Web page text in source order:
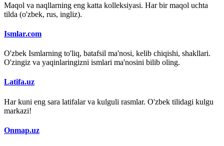
Maqol va naqllarning eng katta kolleksiyasi. Har bir maqol uchta
tilda (o'zbek, rus, ingliz).
Ismlar.com
O'zbek Ismlarning to'liq, batafsil ma'nosi, kelib chiqishi, shakllari.
O'zingiz va yaqinlaringizni ismlari ma'nosini bilib oling.
Latifa.uz
Har kuni eng sara latifalar va kulguli rasmlar. O'zbek tilidagi kulgu
markazi!
Onmap.uz